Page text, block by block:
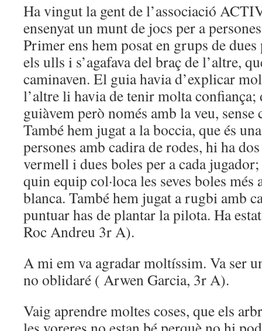
Ha vingut la gent de l’associació
ensenyat un munt de jocs per a
Primer ens hem posat en grups de dues
els ulls i s’agafava del braç de l’altre,
caminaven. El guia havia d’explicar
l’altre li havia de tenir molta confiança;
guiàvem però només amb la veu,
També hem jugat a la boccia, que és
persones amb cadira de rodes, hi ha
vermell i dues boles per a cada
quin equip col·loca les seves boles
blanca. També hem jugat a rugbi amb
puntuar has de plantar la pilota. Ha
Roc Andreu 3r A).
A mi em va agradar moltíssim. Va ser
no oblidaré ( Arwen Garcia, 3r A).
Vaig aprendre moltes coses, que els